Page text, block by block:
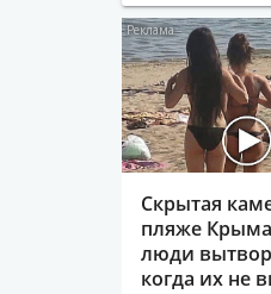
Скрытая
пляже
люди
когда их не